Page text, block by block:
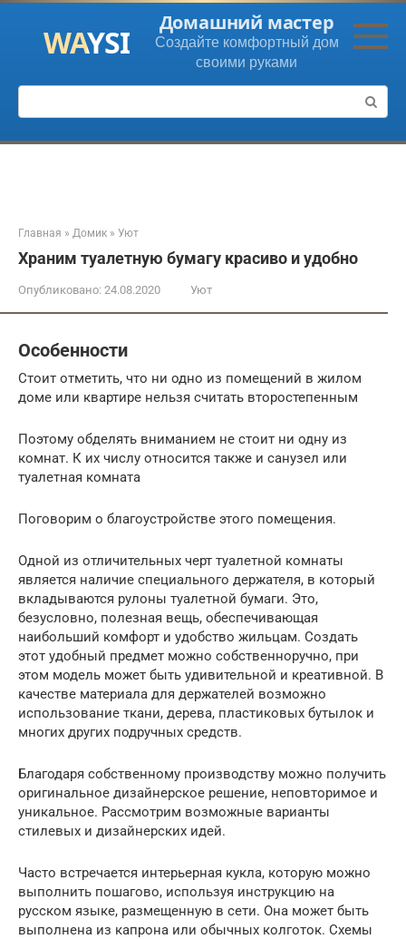
Перейти
контенту
Домашний мастер
Создайте комфортный дом
своими руками
Поиск:
Главная » Домик » Уют
Храним туалетную бумагу красиво и удобно
Опубликовано: 24.08.2020 Уют
Особенности
Стоит отметить, что ни одно из помещений в жилом
доме или квартире нельзя считать второстепенным
Поэтому обделять вниманием не стоит ни одну из
комнат. К их числу относится также и санузел или
туалетная комната
Поговорим о благоустройстве этого помещения.
Одной из отличительных черт туалетной комнаты
является наличие специального держателя, в который
вкладываются рулоны туалетной бумаги. Это,
безусловно, полезная вещь, обеспечивающая
наибольший комфорт и удобство жильцам. Создать
этот удобный предмет можно собственноручно, при
этом модель может быть удивительной и креативной. В
качестве материала для держателей возможно
использование ткани, дерева, пластиковых бутылок и
многих других подручных средств.
Благодаря собственному производству можно получить
оригинальное дизайнерское решение, неповторимое и
уникальное. Рассмотрим возможные варианты
стилевых и дизайнерских идей.
Часто встречается интерьерная кукла, которую можно
выполнить пошагово, используя инструкцию на
русском языке, размещенную в сети. Она может быть
выполнена из капрона или обычных колготок. Схемы